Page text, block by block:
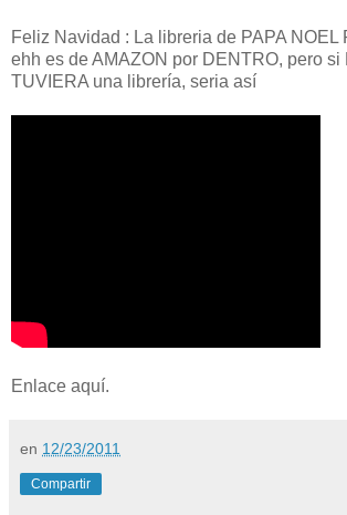
Feliz Navidad : La libreria de PAPA NOEL
ehh es de AMAZON por DENTRO, pero si
TUVIERA una librería, seria así
Enlace aquí.
en 12/23/2011
Compartir